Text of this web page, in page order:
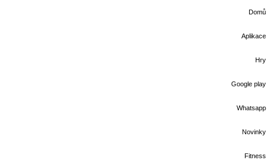
Domů
Aplikace
Hry
Google play
Whatsapp
Novinky
Fitness